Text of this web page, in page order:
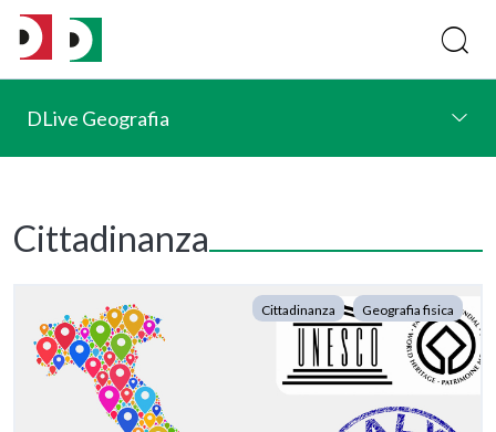
DLive Geografia
Cittadinanza
Cittadinanza Geografia fisica